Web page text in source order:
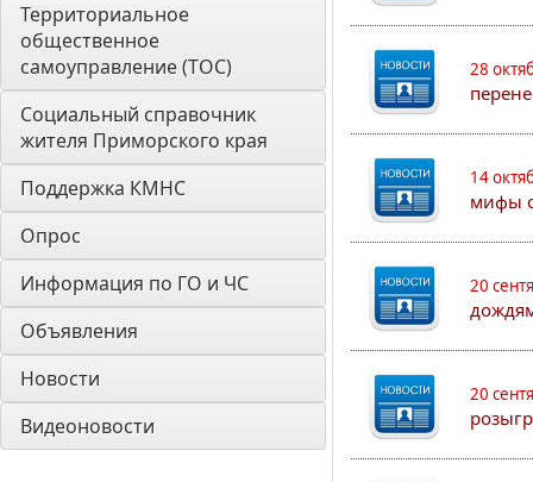
Территориальное
общественное
самоуправление (ТОС)
Социальный справочник
жителя Приморского края
Поддержка КМНС
Опрос
Информация по ГО и ЧС
Объявления
Новости
Видеоновости
28
14
мифы
20
20